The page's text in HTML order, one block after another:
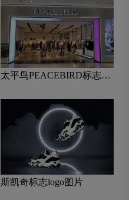
太平鸟PEACEBIRD标志
斯凯奇标志logo图片